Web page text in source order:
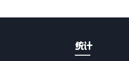
统计